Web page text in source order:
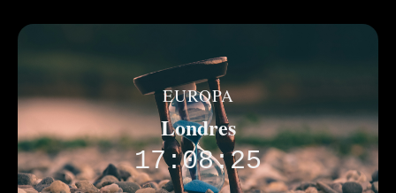
EUROPA
Londres
17:08:25